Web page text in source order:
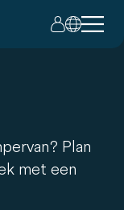
Plan
met een